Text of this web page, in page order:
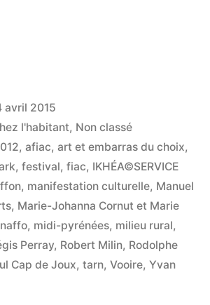
avril 2015
l'habitant, Non classé
, afiac, art et embarras du choix,
, festival, fiac, IKHÉA©SERVICE
, manifestation culturelle, Manuel
, Marie-Johanna Cornut et Marie
, midi-pyrénées, milieu rural,
Perray, Robert Milin, Rodolphe
Cap de Joux, tarn, Vooire, Yvan